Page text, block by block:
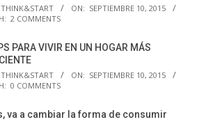
THINK&START ON: SEPTIEMBRE 10, 2015
2 COMMENTS
PARA VIVIR EN UN HOGAR MÁS
THINK&START ON: SEPTIEMBRE 10, 2015
0 COMMENTS
va a cambiar la forma de consumir